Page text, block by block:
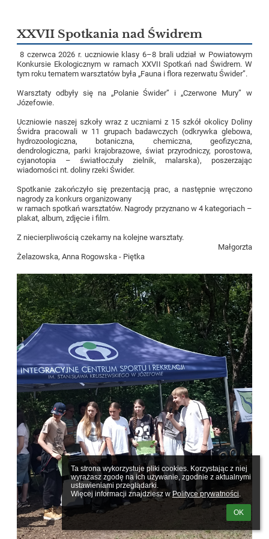
Ta strona wykorzystuje pliki cookies. Korzystając z niej
wyrażasz zgodę na ich używanie, zgodnie z aktualnymi
ustawieniami przeglądarki.
Więcej informacji znajdziesz w Polityce prywatności.
OK
XXVII Spotkania nad Świdrem
8 czerwca 2026 r. uczniowie klasy 6–8 brali udział w Powiatowym
Konkursie Ekologicznym w ramach XXVII Spotkań nad Świdrem. W
tym roku tematem warsztatów była „Fauna i flora rezerwatu Świder”.
Warsztaty odbyły się na „Polanie Świder” i „Czerwone Mury” w
Józefowie.
Uczniowie naszej szkoły wraz z uczniami z 15 szkół okolicy Doliny
Świdra pracowali w 11 grupach badawczych (odkrywka glebowa,
hydrozoologiczna, botaniczna, chemiczna, geofizyczna,
dendrologiczna, parki krajobrazowe, świat przyrodniczy, porostowa,
cyjanotopia – światłoczuły zielnik, malarska), poszerzając
wiadomości nt. doliny rzeki Świder.
Spotkanie zakończyło się prezentacją prac, a następnie wręczono
nagrody za konkurs organizowany
w ramach spotkań warsztatów. Nagrody przyznano w 4 kategoriach –
plakat, album, zdjęcie i film.
Z niecierpliwością czekamy na kolejne warsztaty.
Małgorzta
Żelazowska, Anna Rogowska - Piętka